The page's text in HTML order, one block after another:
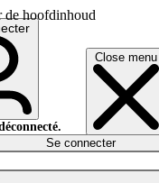
de hoofdinhoud
Close menu
Se connecter